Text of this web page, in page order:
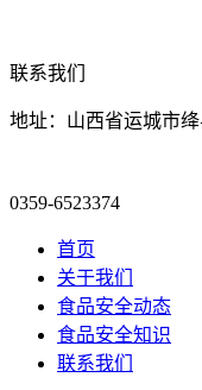
联系我们
地址：山西省运城市
0359-6523374
首页
关于我们
食品安全动态
食品安全知识
联系我们